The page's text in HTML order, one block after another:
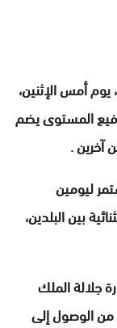
يوم أمس الإثنين،
المستوى يضم
آخرين .
ليومين
بين البلدين،
جلالة الملك
الوصول إلى